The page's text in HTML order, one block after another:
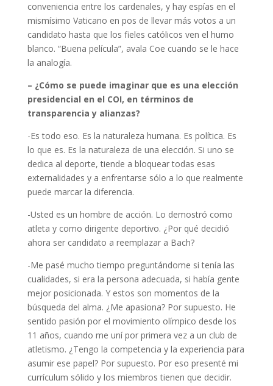
conveniencia entre los cardenales, y hay espías en el
mismísimo Vaticano en pos de llevar más votos a un
candidato hasta que los fieles católicos ven el humo
blanco. “Buena película”, avala Coe cuando se le hace
la analogía.
– ¿Cómo se puede imaginar que es una elección
presidencial en el COI, en términos de
transparencia y alianzas?
-Es todo eso. Es la naturaleza humana. Es política. Es
lo que es. Es la naturaleza de una elección. Si uno se
dedica al deporte, tiende a bloquear todas esas
externalidades y a enfrentarse sólo a lo que realmente
puede marcar la diferencia.
-Usted es un hombre de acción. Lo demostró como
atleta y como dirigente deportivo. ¿Por qué decidió
ahora ser candidato a reemplazar a Bach?
-Me pasé mucho tiempo preguntándome si tenía las
cualidades, si era la persona adecuada, si había gente
mejor posicionada. Y estos son momentos de la
búsqueda del alma. ¿Me apasiona? Por supuesto. He
sentido pasión por el movimiento olímpico desde los
11 años, cuando me uní por primera vez a un club de
atletismo. ¿Tengo la competencia y la experiencia para
asumir ese papel? Por supuesto. Por eso presenté mi
currículum sólido y los miembros tienen que decidir.